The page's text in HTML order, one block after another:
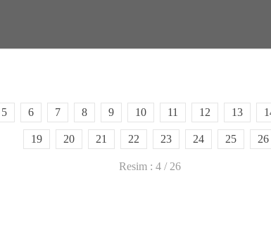
5 6 7 8 9 10 11 12 13
19 20 21 22 23 24 25 26
Resim : 4 / 26